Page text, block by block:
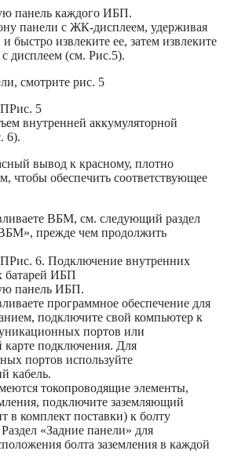
панель каждого ИБП.
панели с ЖК-дисплеем, удерживая
быстро извлеките ее, затем извлеките
дисплеем (см. Рис.5).
смотрите рис. 5
Рис. 5
внутренней аккумуляторной
6).
вывод к красному, плотно
чтобы обеспечить соответствующее
ВБМ, см. следующий раздел
прежде чем продолжить
Рис. 6. Подключение внутренних
батарей ИБП
панель ИБП.
программное обеспечение для
подключите свой компьютер к
портов или
карте подключения. Для
портов используйте
кабель.
токопроводящие элементы,
подключите заземляющий
в комплект поставки) к болту
«Задние панели» для
болта заземления в каждой